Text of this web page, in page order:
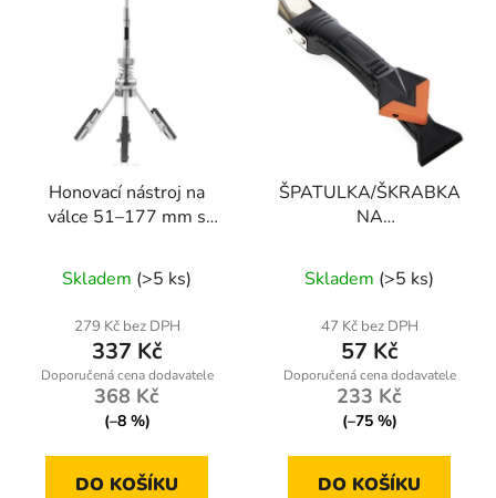
Honovací nástroj na
válce 51–177 mm s
Skladem (>5 ks)
279 Kč bez DPH
337 Kč
368 Kč
(–8 %)
DO KOŠÍKU
ŠPATULKA/ŠKRABKA
NA
KD11254
Skladem (>5 ks)
47 Kč bez DPH
57 Kč
233 Kč
(–75 %)
DO KOŠÍKU